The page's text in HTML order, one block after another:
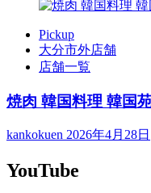
Pickup
大分市外店舗
店舗一覧
焼肉 韓国料理 韓国
kankokuen 2026年4月28日
YouTube